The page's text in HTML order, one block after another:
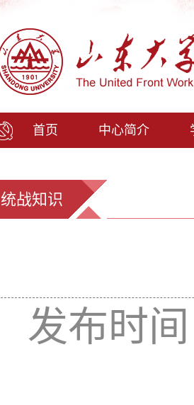
首页 中心简介
统战知识
发布时